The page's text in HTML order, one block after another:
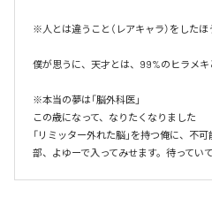
※人とは違うこと（レアキャラ）をした
僕が思うに、天才とは、99%のヒラメ
※本当の夢は「脳外科医」
この歳になって、なりたくなりました
「リミッター外れた脳」を持つ俺に、不
部、よゆーで入ってみせます。待ってい